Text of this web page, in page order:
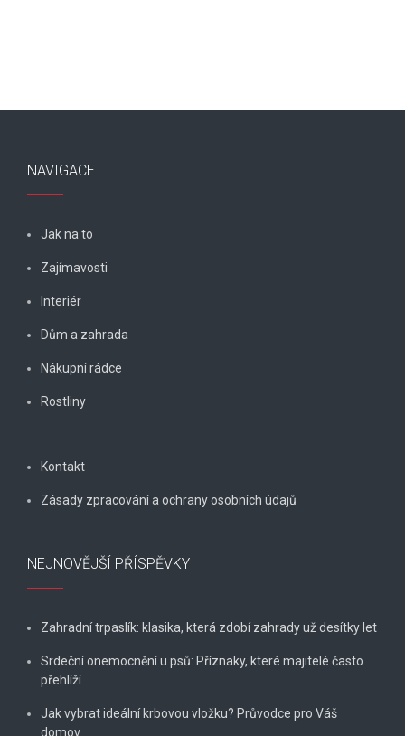
NAVIGACE
Jak na to
Zajímavosti
Interiér
Dům a zahrada
Nákupní rádce
Rostliny
Kontakt
Zásady zpracování a ochrany osobních údajů
NEJNOVĚJŠÍ PŘÍSPĚVKY
Zahradní trpaslík: klasika, která zdobí zahrady už desítky let
Srdeční onemocnění u psů: Příznaky, které majitelé často
přehlíží
Jak vybrat ideální krbovou vložku? Průvodce pro Váš
domov